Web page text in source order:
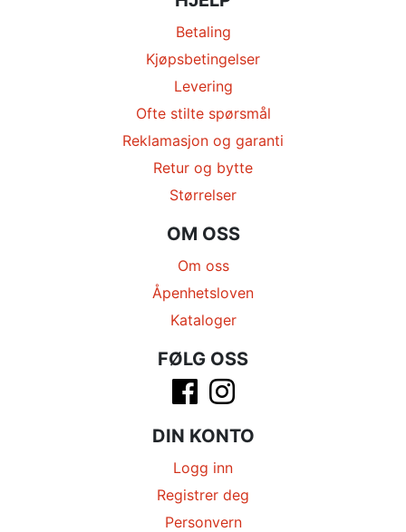
Betaling
Kjøpsbetingelser
Levering
Ofte stilte spørsmål
Reklamasjon og garanti
Retur og bytte
Størrelser
OM OSS
Om oss
Åpenhetsloven
Kataloger
FØLG OSS
DIN KONTO
Logg inn
Registrer deg
Personvern